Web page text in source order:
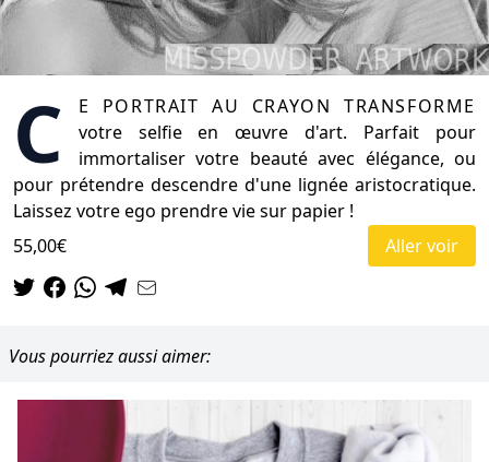
C
e portrait au crayon transforme
votre selfie en œuvre d'art. Parfait pour
immortaliser votre beauté avec élégance, ou
pour prétendre descendre d'une lignée aristocratique.
Laissez votre ego prendre vie sur papier !
55,00€
Aller voir
Vous pourriez aussi aimer: